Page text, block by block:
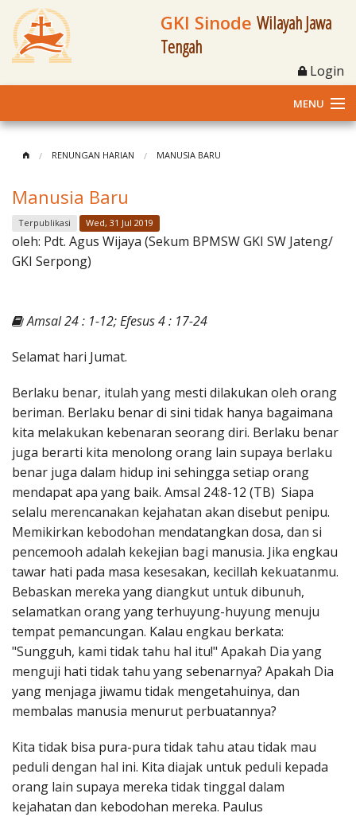
GKI Sinode Wilayah Jawa
Tengah
Login
MENU
Klasis dan Jemaat
Berita Kegiatan
Materi
RENUNGAN HARIAN MANUSIA BARU
Manusia Baru
Terpublikasi Wed, 31 Jul 2019
oleh: Pdt. Agus Wijaya (Sekum BPMSW GKI SW Jateng/
GKI Serpong)
Amsal 24 : 1-12; Efesus 4 : 17-24
Selamat hari Jumat.
Berlaku benar, itulah yang mesti dilakukan oleh orang
beriman. Berlaku benar di sini tidak hanya bagaimana
kita melakukan kebenaran seorang diri. Berlaku benar
juga berarti kita menolong orang lain supaya berlaku
benar juga dalam hidup ini sehingga setiap orang
mendapat apa yang baik. Amsal 24:8-12 (TB) Siapa
selalu merencanakan kejahatan akan disebut penipu.
Memikirkan kebodohan mendatangkan dosa, dan si
pencemooh adalah kekejian bagi manusia. Jika engkau
tawar hati pada masa kesesakan, kecillah kekuatanmu.
Bebaskan mereka yang diangkut untuk dibunuh,
selamatkan orang yang terhuyung-huyung menuju
tempat pemancungan. Kalau engkau berkata:
"Sungguh, kami tidak tahu hal itu!" Apakah Dia yang
menguji hati tidak tahu yang sebenarnya? Apakah Dia
yang menjaga jiwamu tidak mengetahuinya, dan
membalas manusia menurut perbuatannya?
Kita tidak bisa pura-pura tidak tahu atau tidak mau
peduli dengan hal ini. Kita diajak untuk peduli kepada
orang lain supaya mereka tidak tinggal dalam
kejahatan dan kebodohan mereka. Paulus